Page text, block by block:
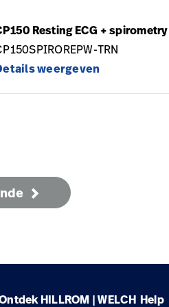
Resting ECG +
TRN
weergeven
HILLROM | WELCH Help